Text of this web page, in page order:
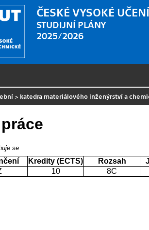
ČESKÉ VYSOKÉ
STUDIJNÍ PLÁNY
2025/2026
> katedra materiálového inženýrství a
se
Kredity (ECTS) Rozsah
10 8C